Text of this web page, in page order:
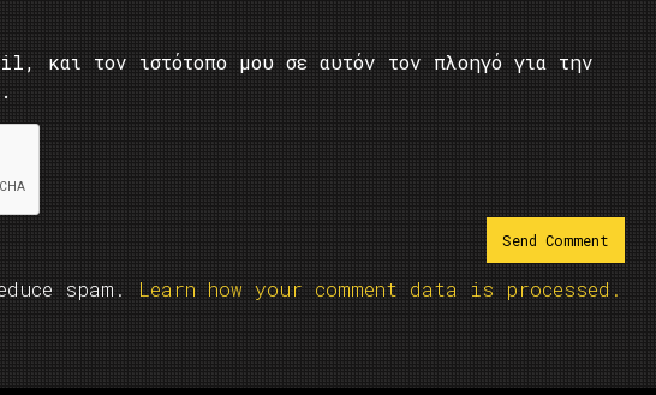
και τον ιστότοπο μου σε αυτόν τον πλοηγό για την
spam. Learn how your comment data is processed.